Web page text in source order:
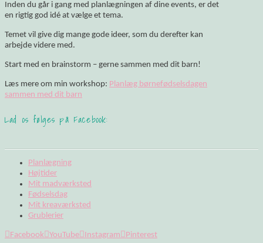
Inden du går i gang med planlægningen af dine events, er det
en rigtig god idé at vælge et tema.
Temet vil give dig mange gode ideer, som du derefter kan
arbejde videre med.
Start med en brainstorm – gerne sammen med dit barn!
Læs mere om min workshop: Planlæg børnefødselsdagen
sammen med dit barn
Lad os følges på Facebook:
Planlægning
Højtider
Mit madværksted
Fødselsdag
Mit kreaværksted
Grublerier
Facebook YouTube Instagram Pinterest